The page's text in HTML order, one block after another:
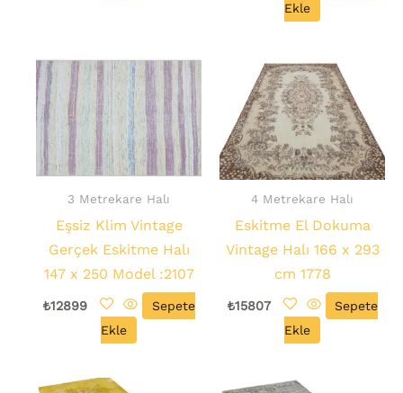
Ekle
3 Metrekare Halı
Eşsiz Klim Vintage
Gerçek Eskitme Halı
147 x 250 Model :2107
₺12899
Sepete
Ekle
4 Metrekare Halı
Eskitme El Dokuma
Vintage Halı 166 x 293
cm 1778
₺15807
Sepete
Ekle